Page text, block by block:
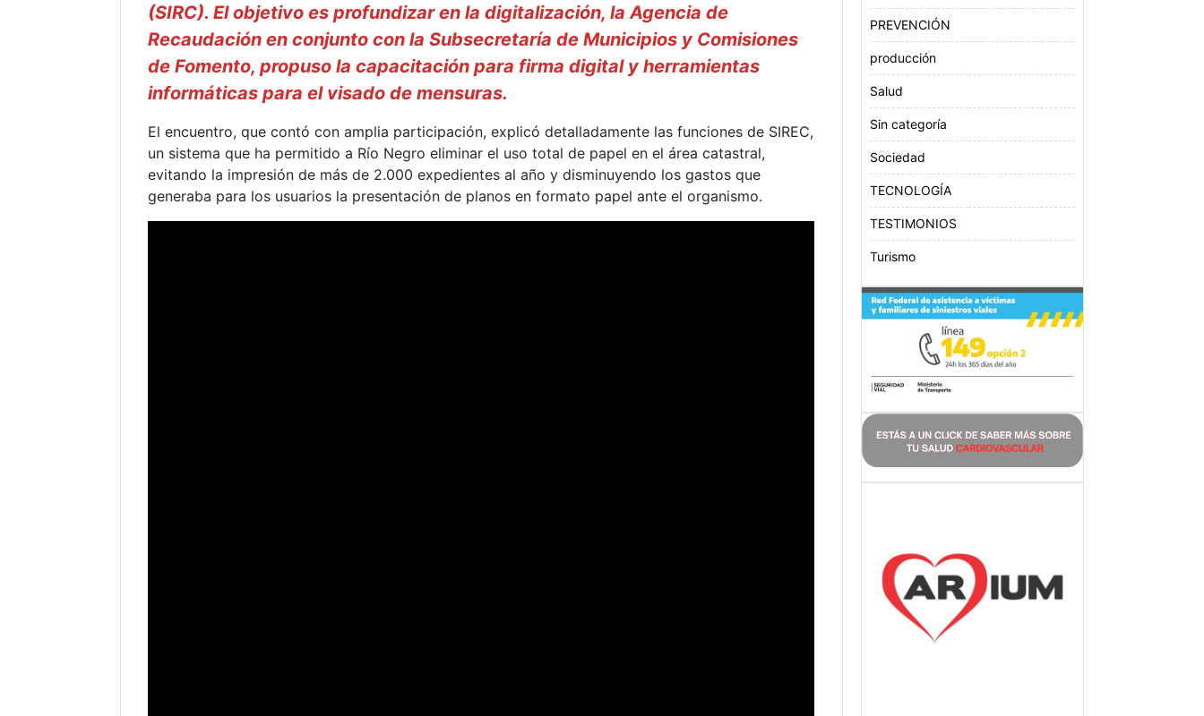
(SIRC). El objetivo es profundizar en la digitalización, la Agencia de
Recaudación en conjunto con la Subsecretaría de Municipios y Comisiones
de Fomento, propuso la capacitación para firma digital y herramientas
informáticas para el visado de mensuras.
El encuentro, que contó con amplia participación, explicó detalladamente las funciones de SIREC,
un sistema que ha permitido a Río Negro eliminar el uso total de papel en el área catastral,
evitando la impresión de más de 2.000 expedientes al año y disminuyendo los gastos que
generaba para los usuarios la presentación de planos en formato papel ante el organismo.
PREVENCIÓN
producción
Salud
Sin categoría
Sociedad
TECNOLOGÍA
TESTIMONIOS
Turismo